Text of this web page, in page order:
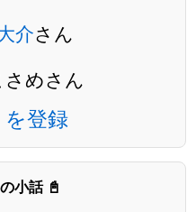
介さん
めさん
を登録
小話 📓